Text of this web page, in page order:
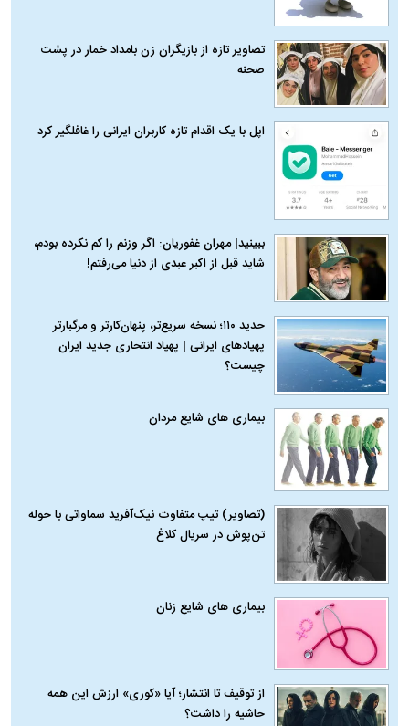
تصاویر تازه از بازیگران زن بامداد خمار در پشت
صحنه
اپل با یک اقدام تازه کاربران ایرانی را غافلگیر کرد
ببینید| مهران غفوریان: اگر وزنم را کم نکرده بودم،
شاید قبل از اکبر عبدی از دنیا می‌رفتم!
حدید ۱۱۰؛ نسخه سریع‌تر، پنهان‌کارتر و مرگبارتر
پهپادهای ایرانی | پهپاد انتحاری جدید ایران
چیست؟
بیماری‌ های شایع مردان
(تصاویر) تیپ متفاوت نیک‌آفرید سماواتی با حوله
تن‌پوش در سریال کلاغ
بیماری‌ های شایع زنان
از توقیف تا انتشار؛ آیا «کوری» ارزش این همه
حاشیه را داشت؟